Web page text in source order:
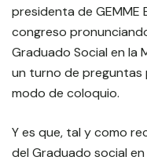
presidenta de
congreso
Graduado Social en la
un turno de
modo de coloquio.
Y es que, tal y como
del Graduado social